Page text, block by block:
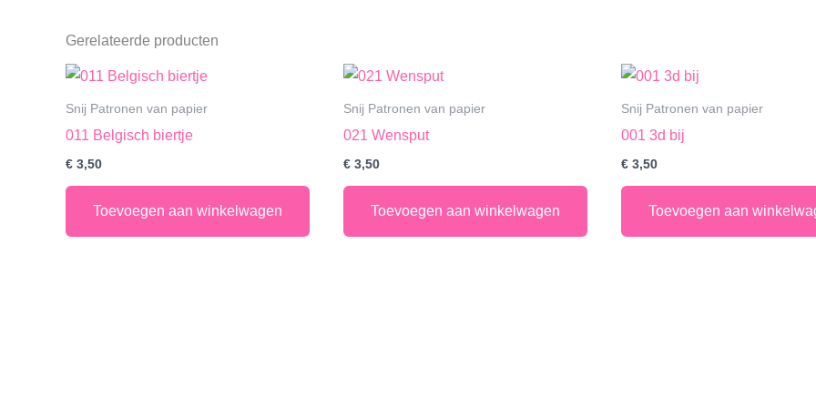
Gerelateerde producten
Snij Patronen van papier
011 Belgisch biertje
€ 3,50
Toevoegen aan winkelwagen
Snij Patronen van papier
021 Wensput
€ 3,50
Toevoegen aan winkelwagen
Snij Patronen van papier
001 3d bij
€ 3,50
Toevoegen aan